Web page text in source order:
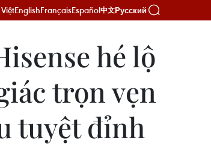
EnglishFrançaisEspañol中文Русский
hé lộ
trọn vẹn
tuyệt đỉnh